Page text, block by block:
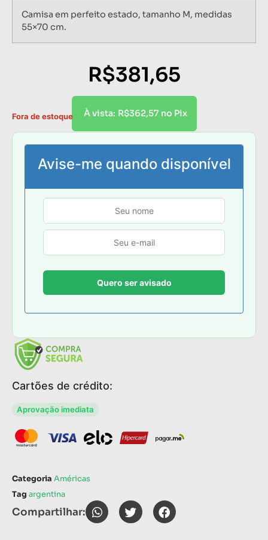
Camisa em perfeito estado, tamanho M, medidas
55×70 cm.
R$381,65
À vista: R$362,57 no Pix
Fora de estoque
Avise-me quando disponível
Cartões de crédito:
Aprovação imediata
Categoria Américas
Tag argentina
Compartilhar: